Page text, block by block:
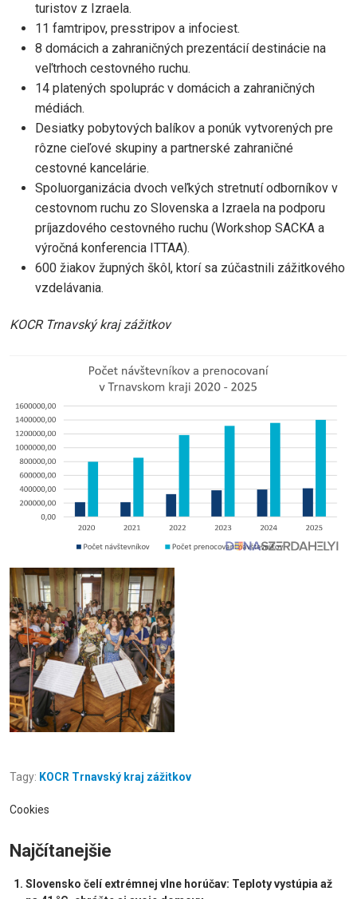
turistov z Izraela.
11 famtripov, presstripov a infociest.
8 domácich a zahraničných prezentácií destinácie na
veľtrhoch cestovného ruchu.
14 platených spoluprác v domácich a zahraničných
médiách.
Desiatky pobytových balíkov a ponúk vytvorených pre
rôzne cieľové skupiny a partnerské zahraničné
cestovné kancelárie.
Spoluorganizácia dvoch veľkých stretnutí odborníkov v
cestovnom ruchu zo Slovenska a Izraela na podporu
príjazdového cestovného ruchu (Workshop SACKA a
výročná konferencia ITTAA).
600 žiakov župných škôl, ktorí sa zúčastnili zážitkového
vzdelávania.
KOCR Trnavský kraj zážitkov
Tagy: KOCR Trnavský kraj zážitkov
Cookies
Najčítanejšie
Slovensko čelí extrémnej vlne horúčav: Teploty vystúpia až